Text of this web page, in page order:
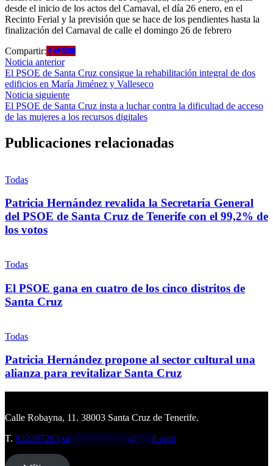
desde el inicio de los actos del Carnaval, el día 26 enero, en el
Recinto Ferial y la previsión que se hace de los pendientes hasta la
finalización del Carnaval de calle el domingo 26 de febrero
Compartir:
Navegación
de
entradas
Noticia anteriorNoticia
anterior:
El PSOE de Santa Cruz consigue la rehabilitación integral de dos
edificios en María Jiménez y Valleseco
Noticia siguienteNoticia
siguiente:
El PSOE de Santa Cruz insta a luchar contra la dificultad de acceso
de las mujeres a los recursos digitales
Publicaciones relacionadas
Todas
Patricia Hernández revalida la Secretaría General
del PSOE de Santa Cruz de Tenerife con el 99,2% de
los votos
Todas
El PSOE gana en cuatro de los cinco distritos de
Santa Cruz
Todas
Patricia Hernández propone al sector cultural una
alianza para revitalizar Santa Cruz
Calle Robayna, 11. 38003 Santa Cruz de Tenerife.
T. 922207203 sa @ il.com